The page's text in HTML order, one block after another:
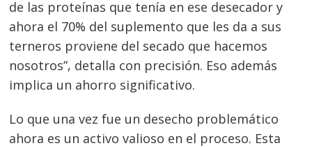
de las proteínas que tenía en ese desecador y
ahora el 70% del suplemento que les da a sus
terneros proviene del secado que hacemos
nosotros”, detalla con precisión. Eso además
implica un ahorro significativo.
Lo que una vez fue un desecho problemático
ahora es un activo valioso en el proceso. Esta
Navegación
de
entradas